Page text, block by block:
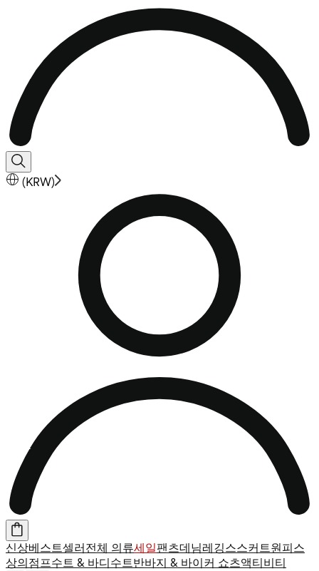
(KRW)
신상베스트셀러 전체 의류세일팬츠데님레깅스스커트원피스
상의 점프수트 & 바디수트반바지 & 바이커 쇼츠액티비티